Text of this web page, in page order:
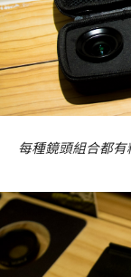
每種鏡頭組合都